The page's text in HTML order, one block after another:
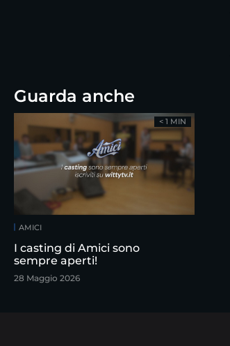
Guarda anche
AMICI
I casting di Amici sono
sempre aperti!
28 Maggio 2026
< 1 MIN